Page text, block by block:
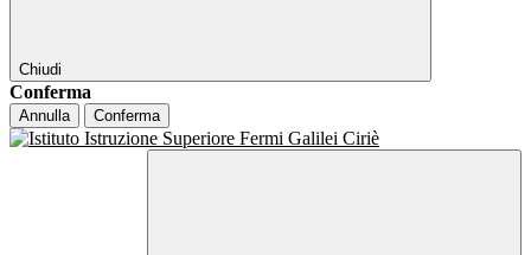
Chiudi
Conferma
Annulla Conferma